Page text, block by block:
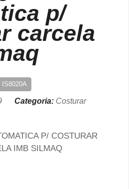
p/
carcela
IS8020A
Categoria: Costurar